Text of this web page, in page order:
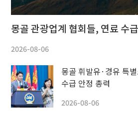
몽골 관광업계 협회들, 연료 수
2026-08-06
몽골 휘발유·경유 특
수급 안정 총력
2026-08-06